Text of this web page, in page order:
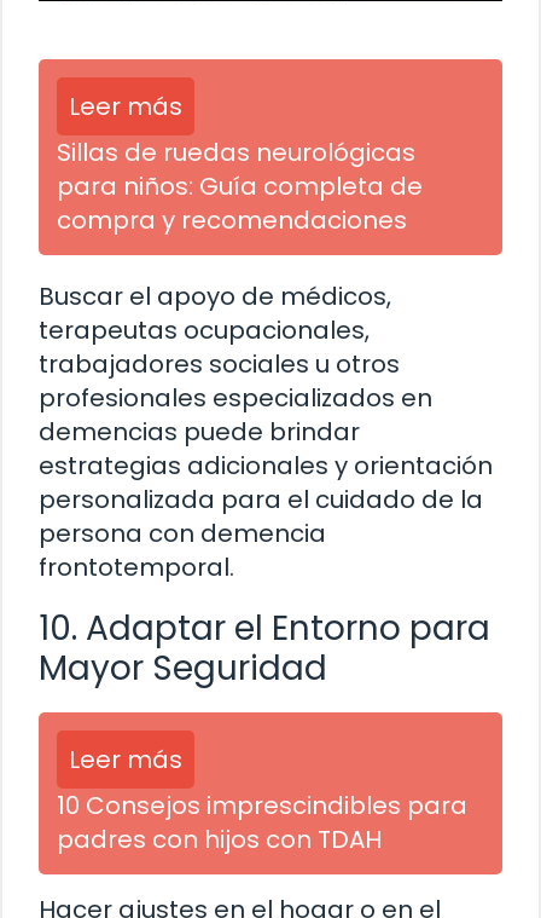
Leer más
Sillas de ruedas neurológicas
para niños: Guía completa de
compra y recomendaciones
Buscar el apoyo de médicos,
terapeutas ocupacionales,
trabajadores sociales u otros
profesionales especializados en
demencias puede brindar
estrategias adicionales y orientación
personalizada para el cuidado de la
persona con demencia
frontotemporal.
10. Adaptar el Entorno para
Mayor Seguridad
Leer más
10 Consejos imprescindibles para
padres con hijos con TDAH
Hacer ajustes en el hogar o en el